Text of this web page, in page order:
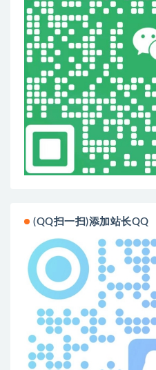
(QQ扫一扫)添加站长QQ